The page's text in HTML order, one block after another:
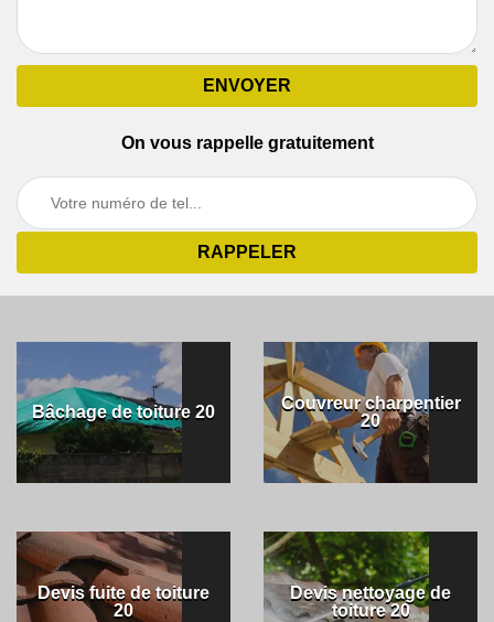
On vous rappelle gratuitement
Bâchage de toiture 20
Couvreur charpentier
20
Devis fuite de toiture
20
Devis nettoyage de
toiture 20